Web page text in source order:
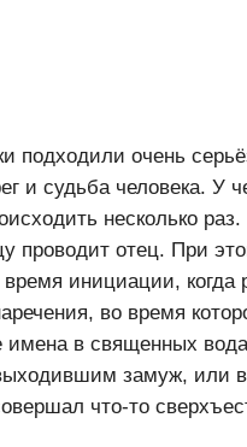
подходили очень
и судьба человека. У
несколько
проводит отец. При
инициации, когда
во время
имена в священных
замуж, или
что-то